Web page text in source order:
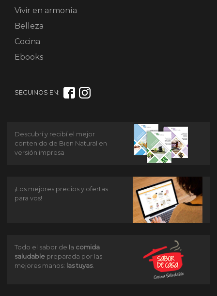
Vivir en armonía
Belleza
Cocina
Ebooks
SEGUINOS EN:
Descubrí y recibí el mejor
contenido de Bien Natural en
versión impresa
¡Los mejores precios y ofertas
para vos!
Todo el sabor de la comida
saludable preparada por las
mejores manos: las tuyas.